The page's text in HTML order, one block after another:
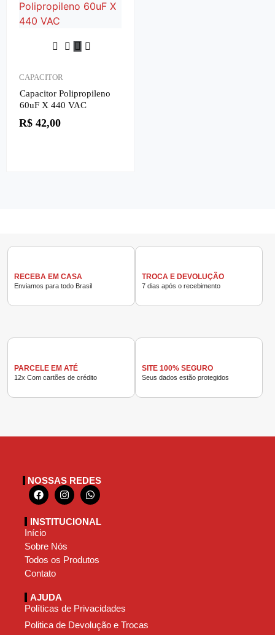
CAPACITOR
Capacitor Polipropileno
60uF X 440 VAC
R$ 42,00
RECEBA EM CASA
Enviamos para todo Brasil
TROCA E DEVOLUÇÃO
7 dias após o recebimento
PARCELE EM ATÉ
12x Com cartões de crédito
SITE 100% SEGURO
Seus dados estão protegidos
NOSSAS REDES
INSTITUCIONAL
Início
Sobre Nós
Todos os Produtos
Contato
AJUDA
Políticas de Privacidades
Politica de Devolução e Trocas